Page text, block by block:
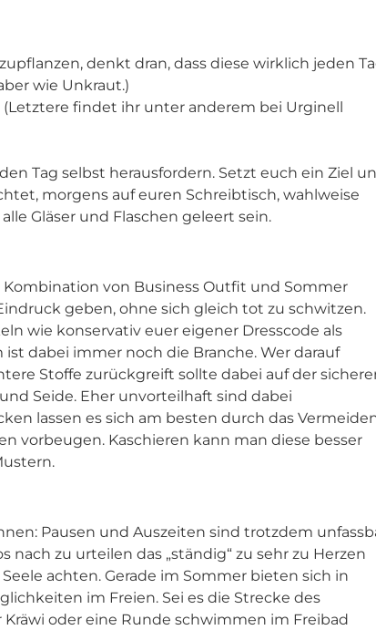
denkt dran, dass diese wirklich jeden
wie Unkraut.)
findet ihr unter anderem bei Urginell
Tag selbst herausfordern. Setzt euch ein Ziel
morgens auf euren Schreibtisch, wahlweise
Gläser und Flaschen geleert sein.
von Business Outfit und Sommer
geben, ohne sich gleich tot zu schwitzen.
wie konservativ euer eigener Dresscode als
dabei immer noch die Branche. Wer darauf
Stoffe zurückgreift sollte dabei auf der
Seide. Eher unvorteilhaft sind dabei
lassen es sich am besten durch das
vorbeugen. Kaschieren kann man diese besser
Pausen und Auszeiten sind trotzdem
zu urteilen das „ständig“ zu sehr zu Herzen
achten. Gerade im Sommer bieten sich in
im Freien. Sei es die Strecke des
oder eine Runde schwimmen im Freibad